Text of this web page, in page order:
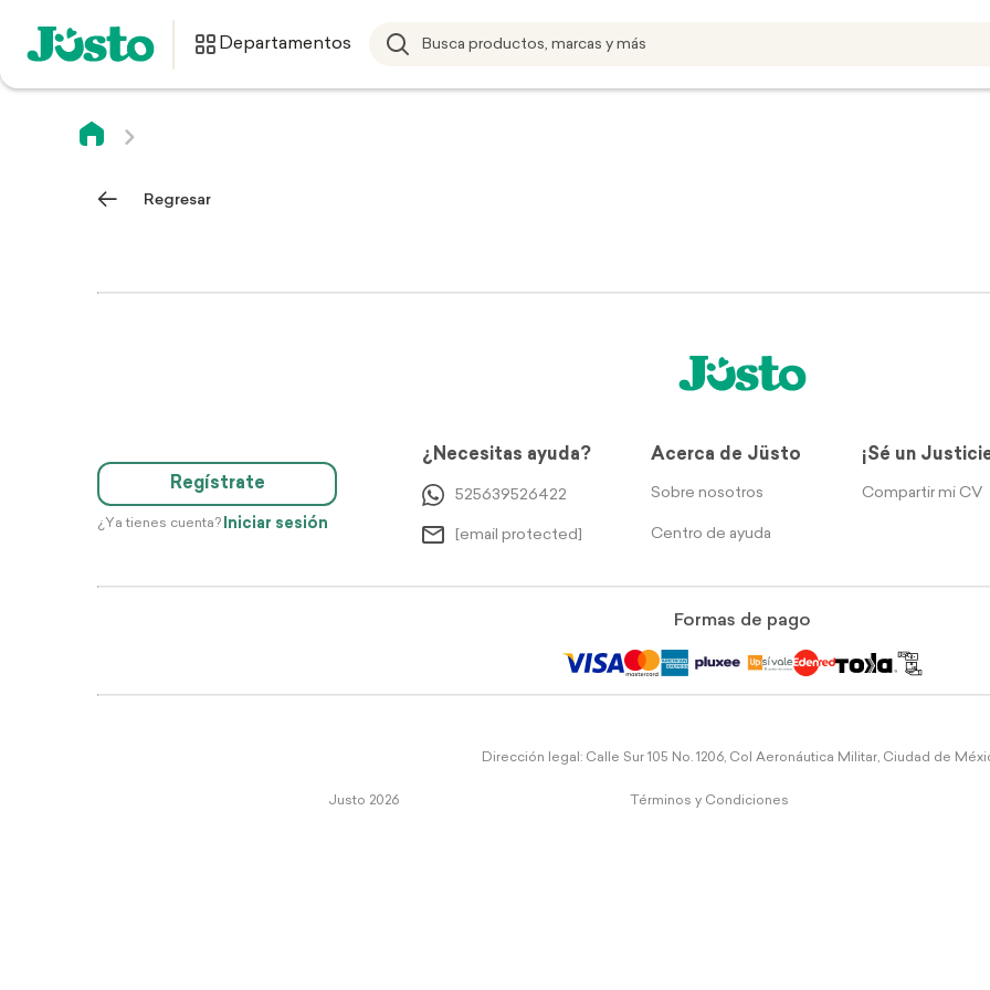
Departamentos
Regresar
Regístrate
¿Ya tienes cuenta? Iniciar sesión
¿Necesitas ayuda?
525639526422
[email protected]
Acerca de Jüsto
Sobre nosotros
Centro de ayuda
¡Sé un
Compartir mi CV
Formas de pago
Dirección legal: Calle Sur 105 No. 1206, Col Aeronáutica Militar, Ciudad de
Justo 2026 Términos y Condiciones